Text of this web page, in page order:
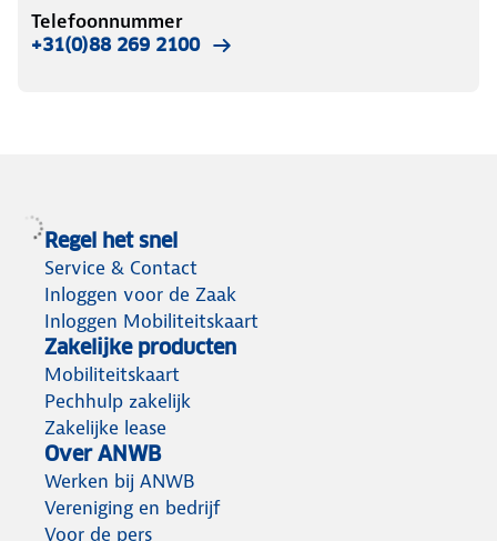
Telefoonnummer
+31(0)88 269 2100
Regel het snel
Service & Contact
Inloggen voor de Zaak
Inloggen Mobiliteitskaart
Zakelijke producten
Mobiliteitskaart
Pechhulp zakelijk
Zakelijke lease
Over ANWB
Werken bij ANWB
Vereniging en bedrijf
Voor de pers